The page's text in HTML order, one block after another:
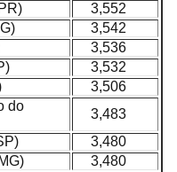
3,552
3,542
3,536
3,532
3,506
do
3,483
3,480
3,480